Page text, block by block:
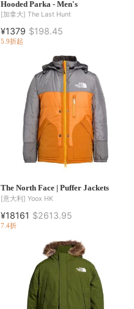
Hooded Parka - Men's
[加拿大] The Last Hunt
¥1379 $198.45
5.9折起
The North Face | Puffer Jackets
[意大利] Yoox HK
¥18161 $2613.95
7.4折